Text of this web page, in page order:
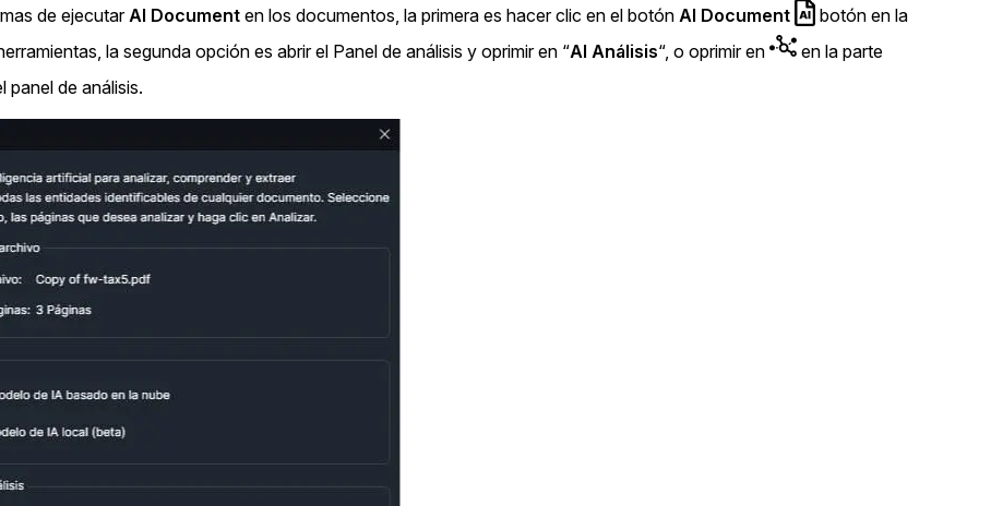
cualquier audio o video de más de 50
TI y Operaciones
Trabaja con nosotros
Únase a nuestro equipo y
de ejecutarAI Document en los documentos, la primera es hacer clic en el botón AI Document
botón en la
la segunda opción es abrir el Panel de análisis y oprimir en “AI Análisis“, o oprimir en
en la parte
panel de análisis.